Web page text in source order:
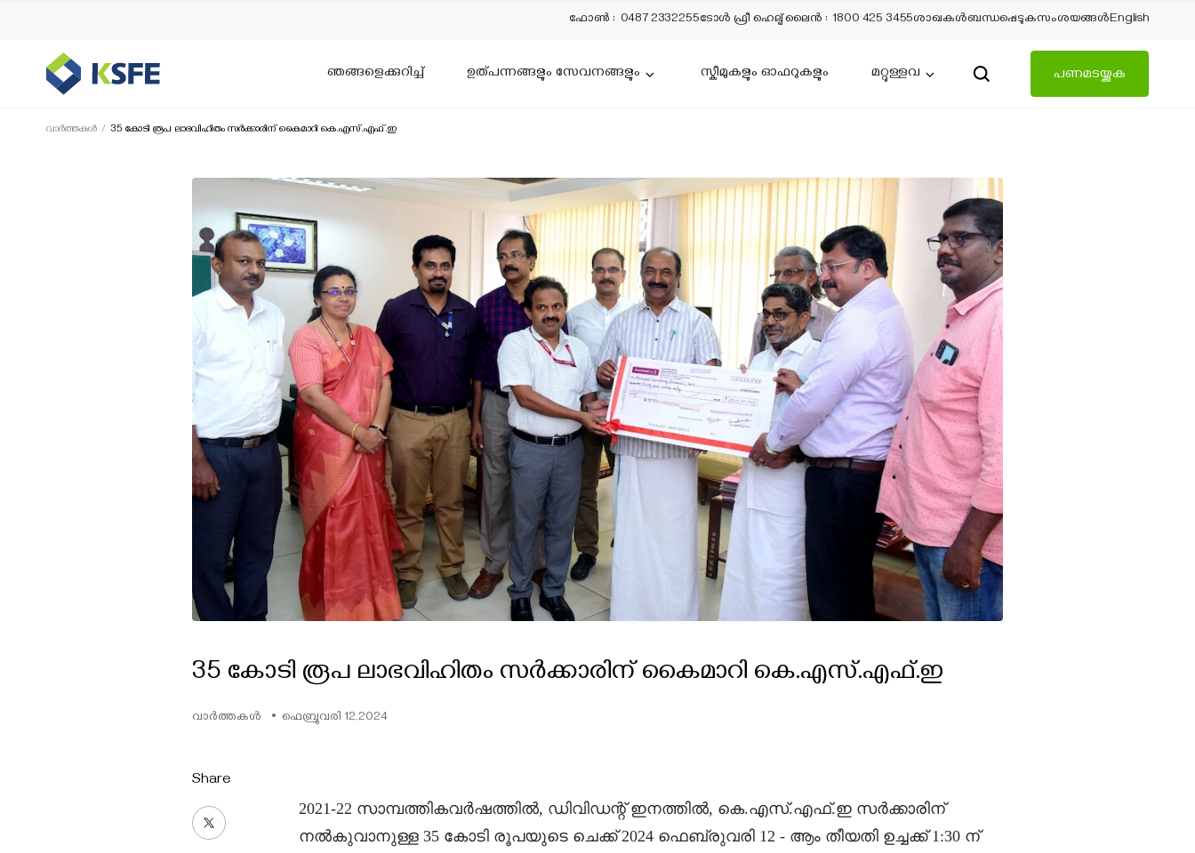
ഫോൺ : 0487 2332255ടോൾ ഫ്രീ ഹെല്പ് ലൈന്‍ : 1800 425 3455ശാഖകൾബന്ധപ്പെടുകസംശയങ്ങൾEnglish
ഞങ്ങളെക്കുറിച്ച് ഉത്പന്നങ്ങളും സേവനങ്ങളും സ്കീമുകളും ഓഫറുകളും മറ്റുള്ളവ പണമടയ്ക്കുക
വാര്‍ത്തകള്‍ 35 കോടി രൂപ ലാഭവിഹിതം സർക്കാരിന് കൈമാറി കെ.എസ്.എഫ്.ഇ
35 കോടി രൂപ ലാഭവിഹിതം സർക്കാരിന് കൈമാറി കെ.എസ്.എഫ്.ഇ
വാർത്തകൾ ഫെബ്രുവരി 12,2024
Share
2021-22 സാമ്പത്തികവർഷത്തിൽ, ഡിവിഡന്റ് ഇനത്തിൽ, കെ.എസ്.എഫ്.ഇ സർക്കാരിന്
നൽകുവാനുള്ള 35 കോടി രൂപയുടെ ചെക്ക് 2024 ഫെബ്രുവരി 12 - ആം തീയതി ഉച്ചക്ക് 1:30 ന്